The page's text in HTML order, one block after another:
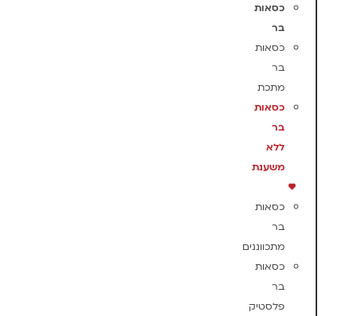
כסאות
בר
כסאות
בר
מתכת
כסאות
בר
ללא
משענת
כסאות
בר
מתכווננים
כסאות
בר
פלסטיק